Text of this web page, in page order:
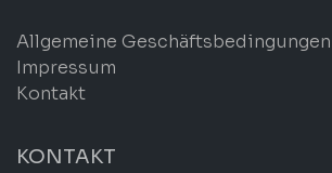
Allgemeine Geschäftsbedingungen
Impressum
Kontakt
KONTAKT